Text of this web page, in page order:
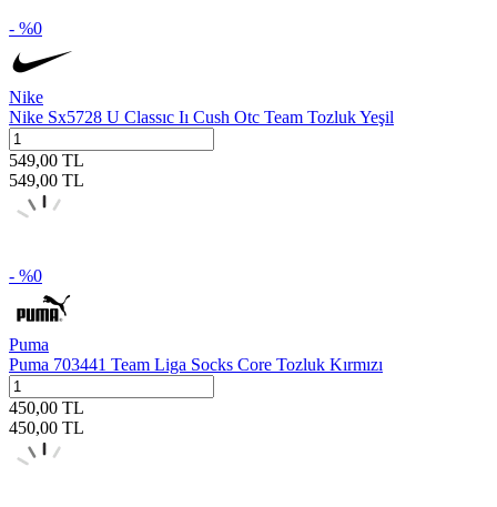
- %0
Nike
Nike Sx5728 U Classıc Iı Cush Otc Team Tozluk Yeşil
549,00 TL
549,00 TL
- %0
Puma
Puma 703441 Team Liga Socks Core Tozluk Kırmızı
450,00 TL
450,00 TL